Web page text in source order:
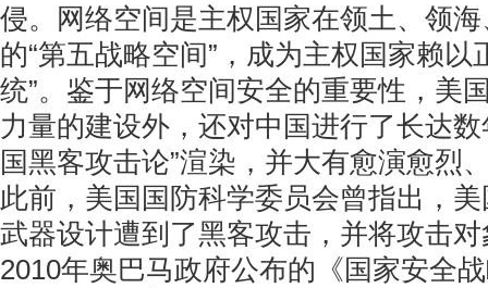
侵。网络空间是主权国家在领土、领
的“第五战略空间”，成为主权国家赖以
统”。鉴于网络空间安全的重要性，美
力量的建设外，还对中国进行了长达
国黑客攻击论”渲染，并大有愈演愈烈
此前，美国国防科学委员会曾指出，
武器设计遭到了黑客攻击，并将攻击
2010年奥巴马政府公布的《国家安全